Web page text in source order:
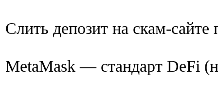
Слить депозит на скам-
MetaMask — стандарт DeFi